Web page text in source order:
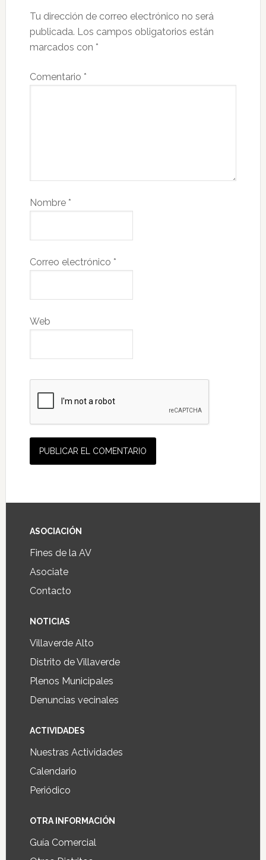
Tu dirección de correo electrónico no será
publicada. Los campos obligatorios están
marcados con *
Comentario *
Nombre *
Correo electrónico *
Web
ASOCIACIÓN
Fines de la AV
Asociate
Contacto
NOTICIAS
Villaverde Alto
Distrito de Villaverde
Plenos Municipales
Denuncias vecinales
ACTIVIDADES
Nuestras Actividades
Calendario
Periódico
OTRA INFORMACIÓN
Guía Comercial